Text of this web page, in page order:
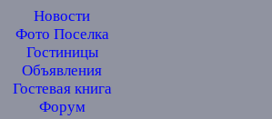
Новости
Фото Поселка
Гостиницы
Объявления
Гостевая книга
Форум